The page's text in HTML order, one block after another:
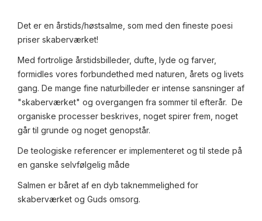
Det er en årstids/høstsalme, som med den fineste poesi
priser skaberværket!
Med fortrolige årstidsbilleder, dufte, lyde og farver,
formidles vores forbundethed med naturen, årets og livets
gang. De mange fine naturbilleder er intense sansninger af
"skaberværket" og overgangen fra sommer til efterår. De
organiske processer beskrives, noget spirer frem, noget
går til grunde og noget genopstår.
De teologiske referencer er implementeret og til stede på
en ganske selvfølgelig måde
Salmen er båret af en dyb taknemmelighed for
skaberværket og Guds omsorg.